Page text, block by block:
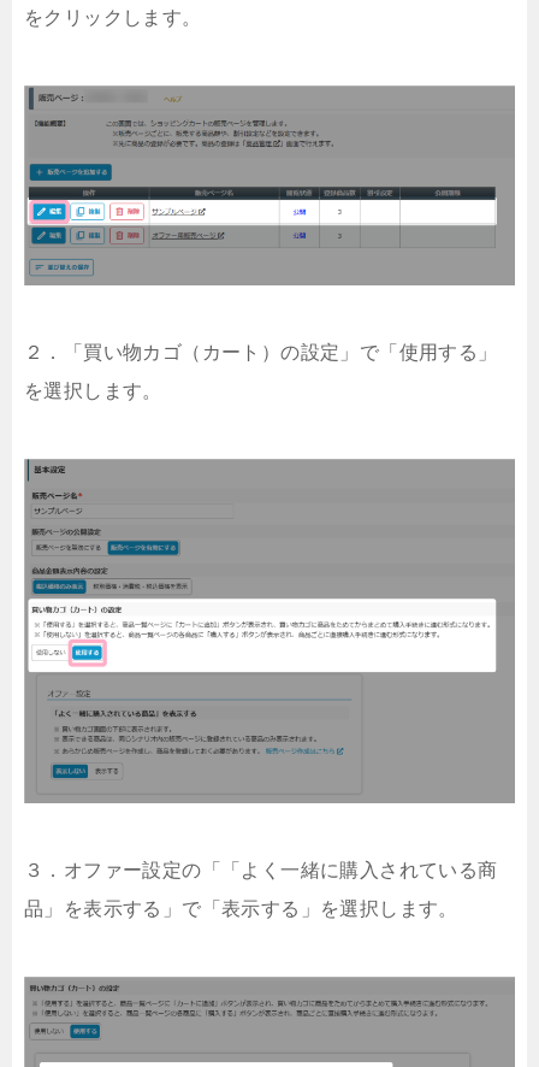
をクリックします。
２．「買い物カゴ（カート）の設定」で「使用する」
を選択します。
３．オファー設定の「「よく一緒に購入されている商
品」を表示する」で「表示する」を選択します。